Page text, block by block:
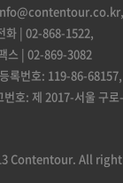
화 | 02-868-1522,
스 | 02-869-3082
록번호: 119-86-68157,
번호: 제 2017-서울 구
Contentour. All